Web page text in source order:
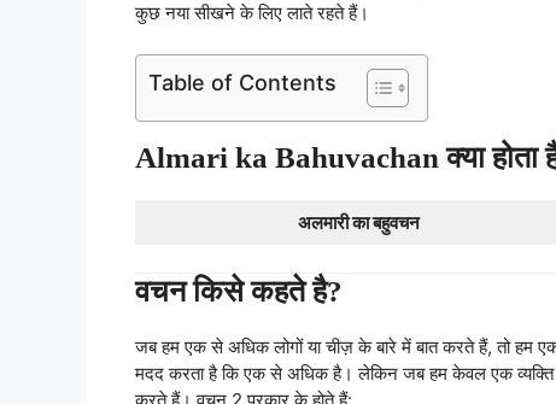
कुछ नया सीखने के लिए लाते रहते हैं।
Table of Contents
Almari ka Bahuvachan क्या होता
अलमारी का बहुवचन
वचन किसे कहते है?
जब हम एक से अधिक लोगों या चीज़ के बारे में बात करते हैं, तो
मदद करता है कि एक से अधिक है। लेकिन जब हम केवल एक व्यक्ति